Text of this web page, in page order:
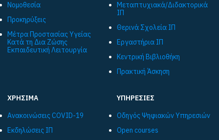
Νομοθεσία
Προκηρύξεις
Μέτρα Προστασίας Υγείας
Κατά τη Δια Ζώσης
Εκπαιδευτική Λειτουργία
Μεταπτυχιακά/Διδακτορικά
ΙΠ
Θερινά Σχολεία ΙΠ
Εργαστήρια ΙΠ
Κεντρική Βιβλιοθήκη
Πρακτική Άσκηση
ΧΡΗΣΙΜΑ
Ανακοινώσεις COVID-19
Εκδηλώσεις ΙΠ
ΥΠΗΡΕΣΙΕΣ
Οδηγός Ψηφιακών Υπηρεσιών
Open courses